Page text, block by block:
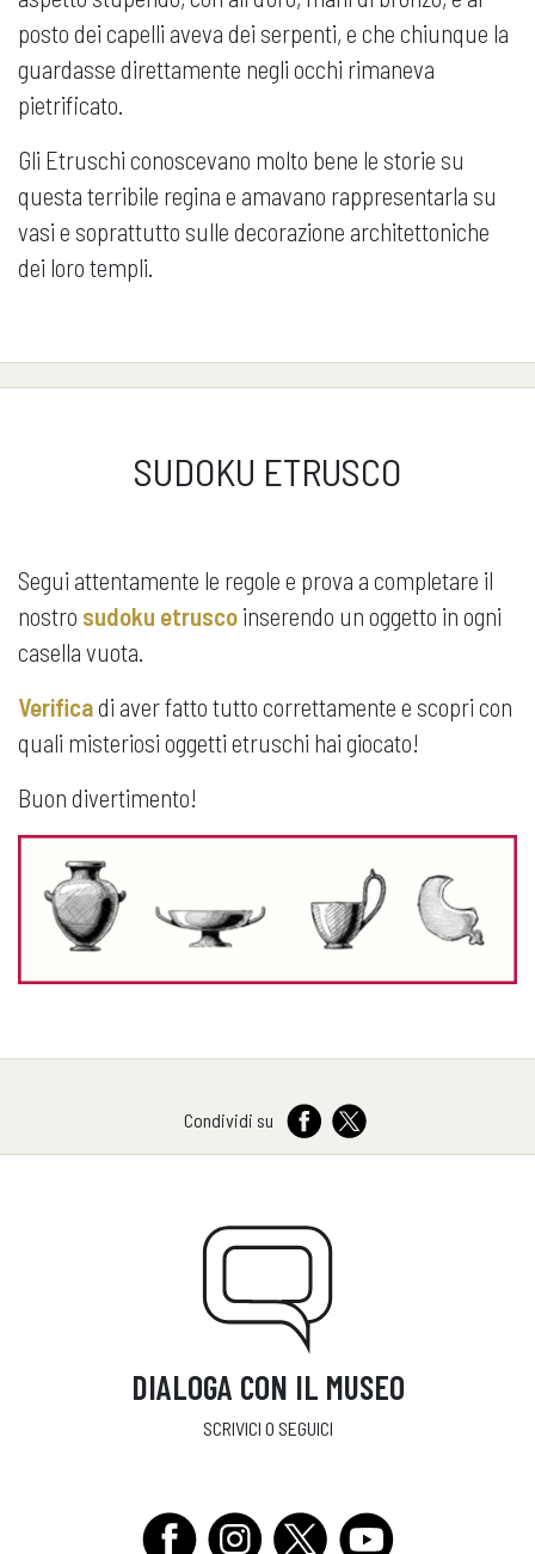
posto dei capelli aveva dei serpenti, e che chiunque la
guardasse direttamente negli occhi rimaneva
pietrificato.
Gli Etruschi conoscevano molto bene le storie su
questa terribile regina e amavano rappresentarla su
vasi e soprattutto sulle decorazione architettoniche
dei loro templi.
SUDOKU ETRUSCO
Segui attentamente le regole e prova a completare il
nostro sudoku etrusco inserendo un oggetto in ogni
casella vuota.
Verificadi aver fatto tutto correttamente e scopri con
quali misteriosi oggetti etruschi hai giocato!
Buon divertimento!
Condividi su
DIALOGA CON IL MUSEO
SCRIVICI O SEGUICI